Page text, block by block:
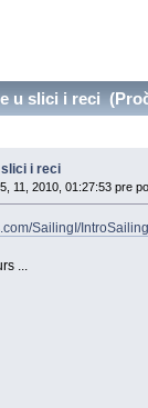
u slici i reci
i reci
11, 2010, 01:27:53 pre
SailingI/
...